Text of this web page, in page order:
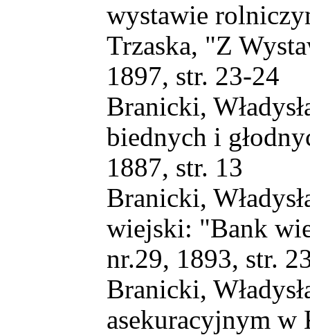
wystawie
Trzaska, "Z
1897, str. 23-24
Branicki,
biednych i
1887, str. 13
Branicki,
wiejski: "Bank
nr.29, 1893, str.
Branicki,
asekuracyjnym w